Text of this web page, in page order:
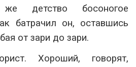
детство босоногое
батрачил он, оставшись
от зари до зари.
Хороший, говорят,